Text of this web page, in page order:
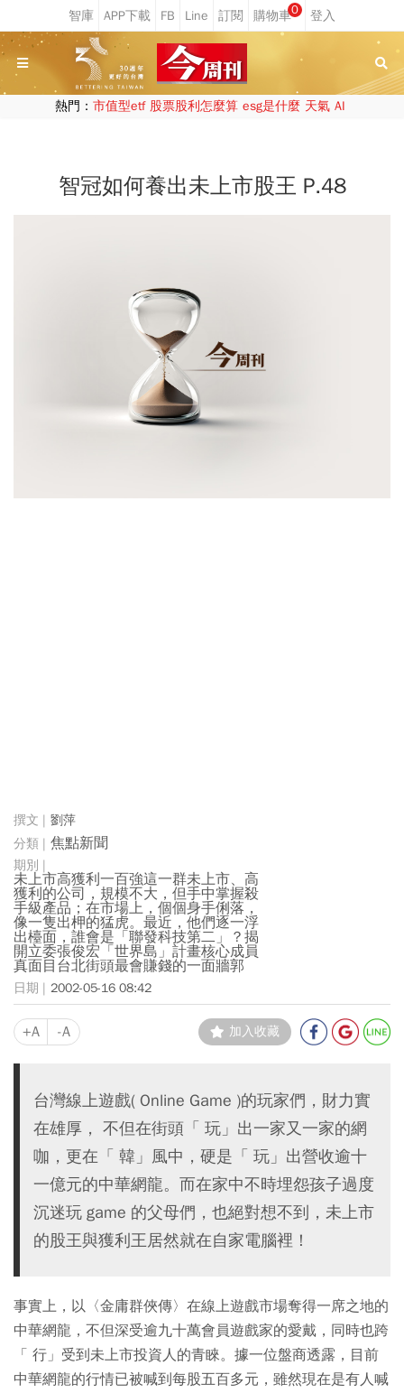
0
熱門： 市值型etf 股票股利怎麼算 esg是什麼 天氣 AI
智冠如何養出未上市股王 P.48
劉萍
焦點新聞
未上市高獲利一百強這一群未上市、高
獲利的公司，規模不大，但手中掌握殺
手級產品；在市場上，個個身手俐落，
像一隻出柙的猛虎。最近，他們逐一浮
出檯面，誰會是「聯發科技第二」？揭
開立委張俊宏「世界島」計畫核心成員
真面目台北街頭最會賺錢的一面牆郭
2002-05-16 08:42
+A -A 加入收藏
台灣線上遊戲( Online Game )的玩家們，財力實
在雄厚， 不但在街頭「 玩」出一家又一家的網
咖，更在「 韓」風中，硬是「 玩」出營收逾十
一億元的中華網龍。而在家中不時埋怨孩子過度
沉迷玩 game 的父母們，也絕對想不到，未上市
的股王與獲利王居然就在自家電腦裡！
事實上，以〈金庸群俠傳〉在線上遊戲市場奪得一席之地的
中華網龍，不但深受逾九十萬會員遊戲家的愛戴，同時也跨
「 行」受到未上市投資人的青睞。據一位盤商透露，目前
中華網龍的行情已被喊到每股五百多元，雖然現在是有人喊